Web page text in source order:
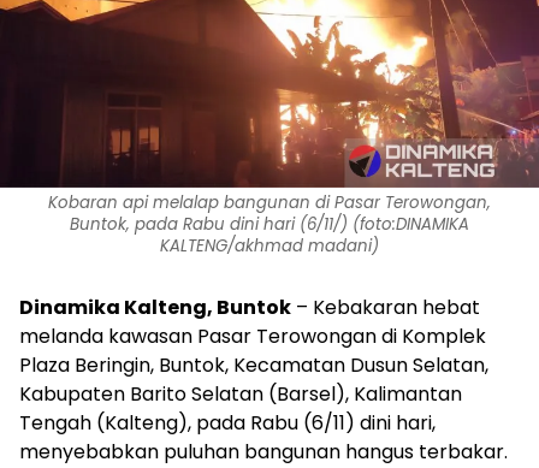
Kobaran api melalap bangunan di Pasar Terowongan,
Buntok, pada Rabu dini hari (6/11/) (foto:DINAMIKA
KALTENG/akhmad madani)
Dinamika Kalteng, Buntok – Kebakaran hebat
melanda kawasan Pasar Terowongan di Komplek
Plaza Beringin, Buntok, Kecamatan Dusun Selatan,
Kabupaten Barito Selatan (Barsel), Kalimantan
Tengah (Kalteng), pada Rabu (6/11) dini hari,
menyebabkan puluhan bangunan hangus terbakar.